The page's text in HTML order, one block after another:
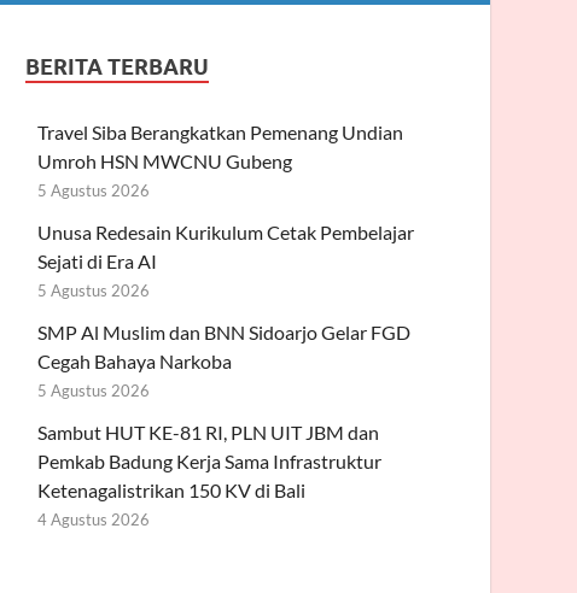
BERITA TERBARU
Travel Siba Berangkatkan Pemenang Undian
Umroh HSN MWCNU Gubeng
5 Agustus 2026
Unusa Redesain Kurikulum Cetak Pembelajar
Sejati di Era AI
5 Agustus 2026
SMP Al Muslim dan BNN Sidoarjo Gelar FGD
Cegah Bahaya Narkoba
5 Agustus 2026
Sambut HUT KE-81 RI, PLN UIT JBM dan
Pemkab Badung Kerja Sama Infrastruktur
Ketenagalistrikan 150 KV di Bali
4 Agustus 2026